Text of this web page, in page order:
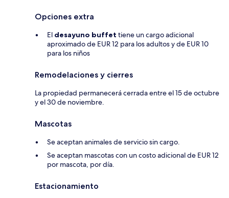
Opciones extra
El desayuno buffet tiene un cargo adicional
aproximado de EUR 12 para los adultos y de EUR 10
para los niños
Remodelaciones y cierres
La propiedad permanecerá cerrada entre el 15 de octubre
y el 30 de noviembre.
Mascotas
Se aceptan animales de servicio sin cargo.
Se aceptan mascotas con un costo adicional de EUR 12
por mascota, por día.
Estacionamiento